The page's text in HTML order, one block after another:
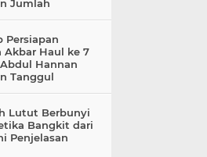
Jumlah
Persiapan
Akbar Haul ke 7
Hannan
Tanggul
Lutut Berbunyi
Bangkit dari
Penjelasan